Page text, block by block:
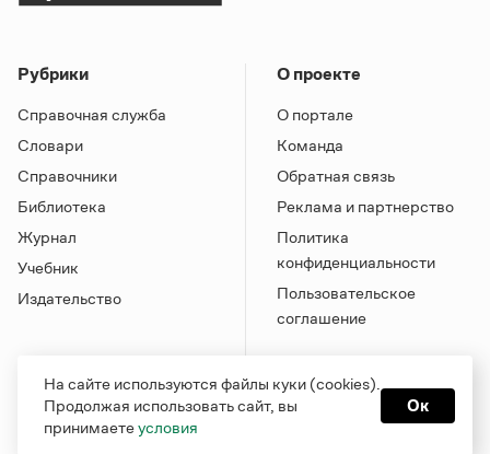
Рубрики
Справочная служба
Словари
Справочники
Библиотека
Журнал
Учебник
Издательство
О проекте
О портале
Команда
Обратная связь
Реклама и партнерство
Политика
конфиденциальности
Пользовательское
соглашение
На сайте используются файлы куки (cookies).
Продолжая использовать сайт, вы
принимаетеусловия
Ок